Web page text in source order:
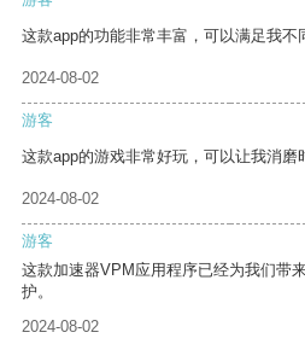
这款app的功能非常丰富，可以满足我不
2024-08-02
游客
这款app的游戏非常好玩，可以让我消磨
2024-08-02
游客
这款加速器VPM应用程序已经为我们带
护。
2024-08-02